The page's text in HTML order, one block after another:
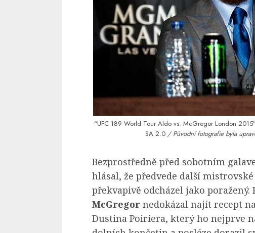
“UFC 189 World Tour Aldo vs. McGregor London 2015”
SA 2.0/ Původní fotografie byla
Bezprostředně před sobotním
hlásal, že předvede další
překvapivě odcházel jako
McGregor nedokázal najít recept
Dustina Poiriera, který ho nejprve